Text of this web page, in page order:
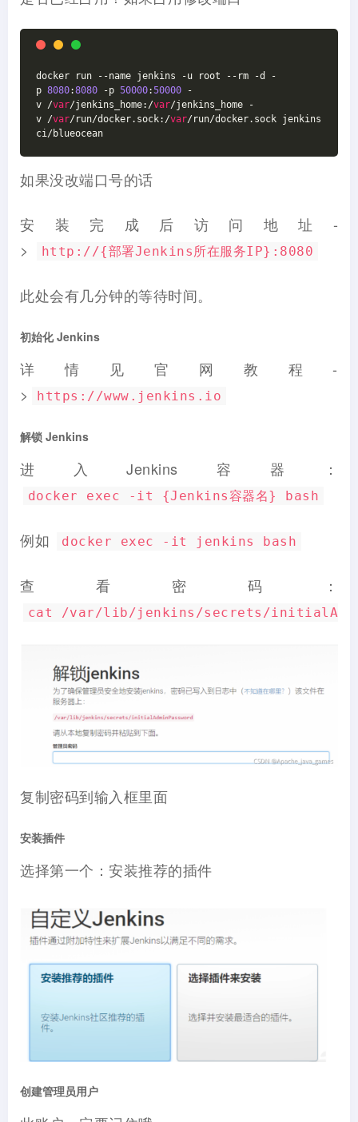
docker run --name jenkins -u root --rm -d -
p 8080:8080 -p 50000:50000 -
v /var/jenkins_home:/var/jenkins_home -
v /var/run/docker.sock:/var/run/docker.sock jenkins
ci/blueocean
如果没改端口号的话
安装完成后访问地址-
>
http://{部署Jenkins所在服务IP}:8080
此处会有几分钟的等待时间。
初始化 Jenkins
详情见官网教程-
>
https://www.jenkins.io
解锁 Jenkins
进入Jenkins容器：
docker exec -it {Jenkins容器名} bash
例如 docker exec -it jenkins bash
查看密码：
cat /var/lib/jenkins/secrets/
复制密码到输入框里面
安装插件
选择第一个：安装推荐的插件
创建管理员用户